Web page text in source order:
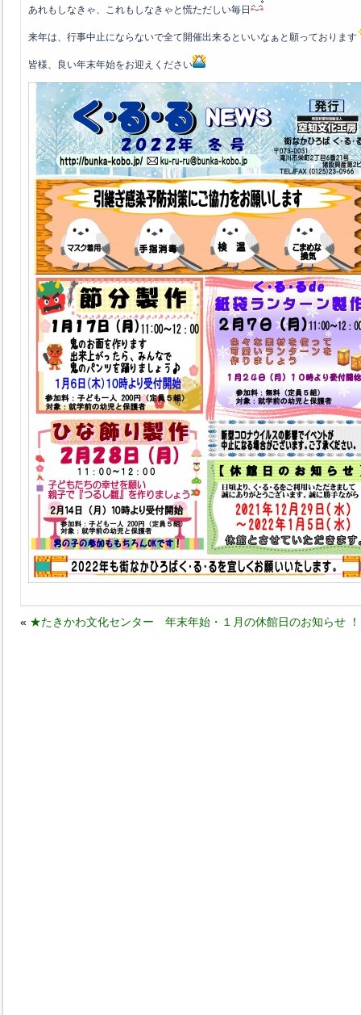
あれもしなきゃ、これもしなきゃと慌ただしい毎日
来年は、行事中止にならないで全て開催出来るといいなぁと願っております
皆様、良い年末年始をお迎えください
« ★たきかわ文化センター 年末年始・１月の休館日のお知らせ ！